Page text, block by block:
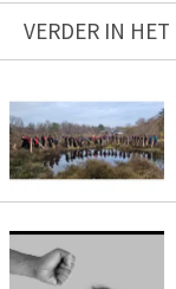
VERDER IN